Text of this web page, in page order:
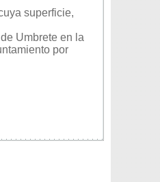
superficie,
Umbrete en la
por